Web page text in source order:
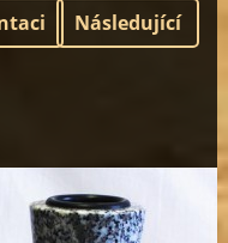
Následující